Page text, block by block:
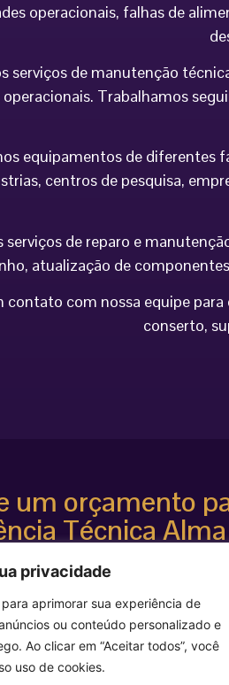
privacidade
aprimorar sua experiência de
ou conteúdo personalizado e
Ao clicar em “Aceitar todos”, você
uso de cookies.
operacionais, falhas de
serviços de manutenção
operacionais. Trabalhamos
equipamentos de diferentes
centros de pesquisa,
serviços de reparo e
atualização de
contato com nossa equipe
conserto,
um orçamento
Técnica
técnico avançado
equipamentos estéticos de alta
segurança técnica
agora mesmo e solicite uma
Laser.